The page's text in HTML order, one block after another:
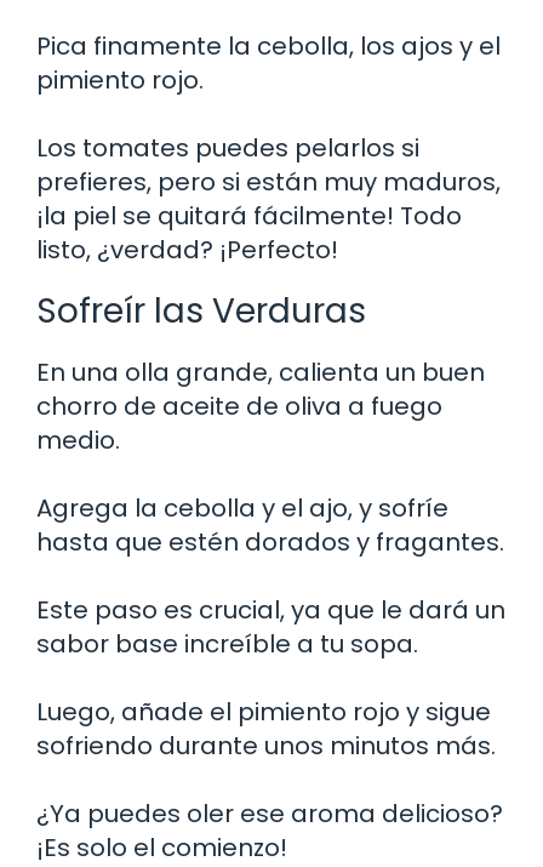
Pica finamente la cebolla, los ajos y el
pimiento rojo.
Los tomates puedes pelarlos si
prefieres, pero si están muy maduros,
¡la piel se quitará fácilmente! Todo
listo, ¿verdad? ¡Perfecto!
Sofreír las Verduras
En una olla grande, calienta un buen
chorro de aceite de oliva a fuego
medio.
Agrega la cebolla y el ajo, y sofríe
hasta que estén dorados y fragantes.
Este paso es crucial, ya que le dará un
sabor base increíble a tu sopa.
Luego, añade el pimiento rojo y sigue
sofriendo durante unos minutos más.
¿Ya puedes oler ese aroma delicioso?
¡Es solo el comienzo!